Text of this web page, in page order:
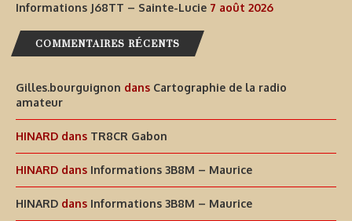
Informations J68TT – Sainte-Lucie 7 août 2026
COMMENTAIRES RÉCENTS
Gilles.bourguignon dans Cartographie de la radio
amateur
HINARD dans TR8CR Gabon
HINARD dans Informations 3B8M – Maurice
HINARD dans Informations 3B8M – Maurice